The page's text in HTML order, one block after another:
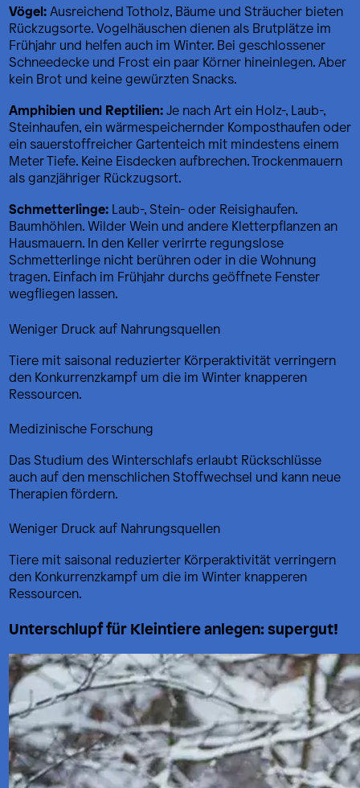
Vögel:Ausreichend Totholz, Bäume und Sträucher bieten
Rückzugsorte. Vogelhäuschen dienen als Brutplätze im
Frühjahr und helfen auch im Winter. Bei geschlossener
Schneedecke und Frost ein paar Körner hineinlegen. Aber
kein Brot und keine gewürzten Snacks.
Amphibien und Reptilien:Je nach Art ein Holz-, Laub-,
Steinhaufen, ein wärmespeichernder Komposthaufen oder
ein sauerstoffreicher Gartenteich mit mindestens einem
Meter Tiefe. Keine Eisdecken aufbrechen. Trockenmauern
als ganzjähriger Rückzugsort.
Schmetterlinge: Laub-, Stein- oder Reisighaufen.
Baumhöhlen. Wilder Wein und andere Kletterpflanzen an
Hausmauern. In den Keller verirrte regungslose
Schmetterlinge nicht berühren oder in die Wohnung
tragen. Einfach im Frühjahr durchs geöffnete Fenster
wegfliegen lassen.
Weniger Druck auf Nahrungsquellen
Tiere mit saisonal reduzierter Körperaktivität verringern
den Konkurrenzkampf um die im Winter knapperen
Ressourcen.
Medizinische Forschung
Das Studium des Winterschlafs erlaubt Rückschlüsse
auch auf den menschlichen Stoffwechsel und kann neue
Therapien fördern.
Weniger Druck auf Nahrungsquellen
Tiere mit saisonal reduzierter Körperaktivität verringern
den Konkurrenzkampf um die im Winter knapperen
Ressourcen.
Unterschlupf für Kleintiere anlegen: supergut!